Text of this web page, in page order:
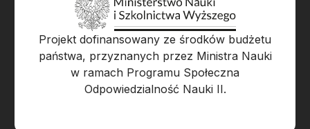
Projekt dofinansowany ze środków budżetu
państwa, przyznanych przez Ministra Nauki
w ramach Programu Społeczna
Odpowiedzialność Nauki II.